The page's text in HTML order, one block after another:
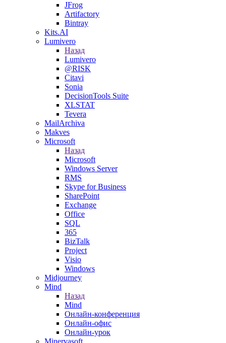
JFrog
Artifactory
Bintray
Kits.AI
Lumivero
Назад
Lumivero
@RISK
Citavi
Sonia
DecisionTools Suite
XLSTAT
Tevera
MailArchiva
Makves
Microsoft
Назад
Microsoft
Windows Server
RMS
Skype for Business
SharePoint
Exchange
Office
SQL
365
BizTalk
Project
Visio
Windows
Midjourney
Mind
Назад
Mind
Онлайн-конференция
Онлайн-офис
Онлайн-урок
Minervasoft